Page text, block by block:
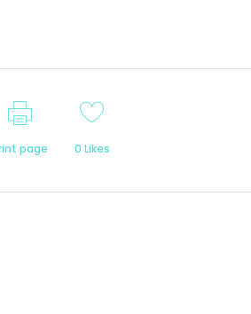
page 0 Likes